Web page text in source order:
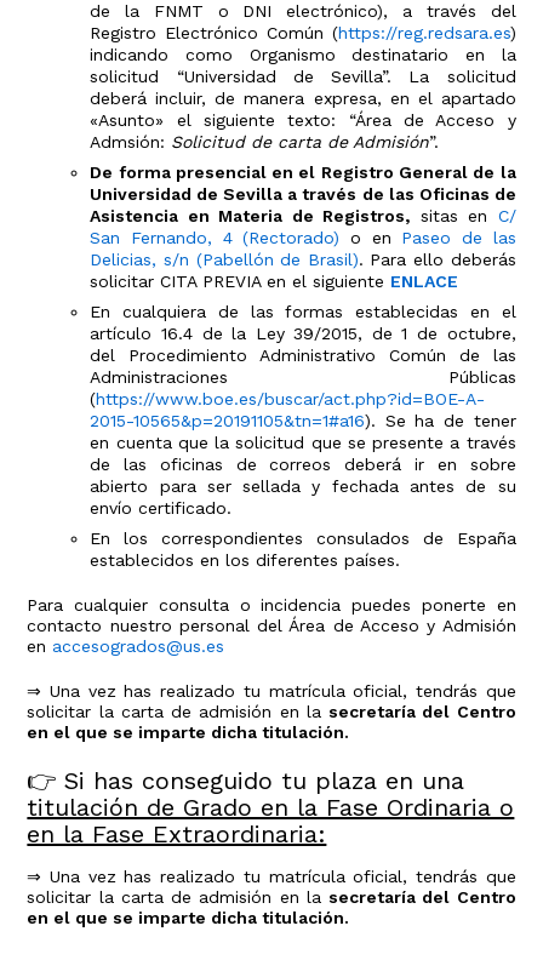
de la FNMT o DNI electrónico), a través del
Registro Electrónico Común (https://reg.redsara.es)
indicando como Organismo destinatario en la
solicitud “Universidad de Sevilla”. La solicitud
deberá incluir, de manera expresa, en el apartado
«Asunto» el siguiente texto: “Área de Acceso y
Admsión: Solicitud de carta de Admisión”.
De forma presencial en el Registro General de la
Universidad de Sevilla a través de las Oficinas de
Asistencia en Materia de Registros, sitas en C/
San Fernando, 4 (Rectorado) o en Paseo de las
Delicias, s/n (Pabellón de Brasil). Para ello deberás
solicitar CITA PREVIA en el siguiente ENLACE
En cualquiera de las formas establecidas en el
artículo 16.4 de la Ley 39/2015, de 1 de octubre,
del Procedimiento Administrativo Común de las
Administraciones Públicas
(https://www.boe.es/buscar/act.php?id=BOE-A-
2015-10565&p=20191105&tn=1#a16). Se ha de tener
en cuenta que la solicitud que se presente a través
de las oficinas de correos deberá ir en sobre
abierto para ser sellada y fechada antes de su
envío certificado.
En los correspondientes consulados de España
establecidos en los diferentes países.
Para cualquier consulta o incidencia puedes ponerte en
contacto nuestro personal del Área de Acceso y Admisión
en accesogrados@us.es
⇒ Una vez has realizado tu matrícula oficial, tendrás que
solicitar la carta de admisión en la secretaría del Centro
en el que se imparte dicha titulación.
👉 Si has conseguido tu plaza en una
titulación de Grado en la Fase Ordinaria o
en la Fase Extraordinaria:
⇒ Una vez has realizado tu matrícula oficial, tendrás que
solicitar la carta de admisión en la secretaría del Centro
en el que se imparte dicha titulación.